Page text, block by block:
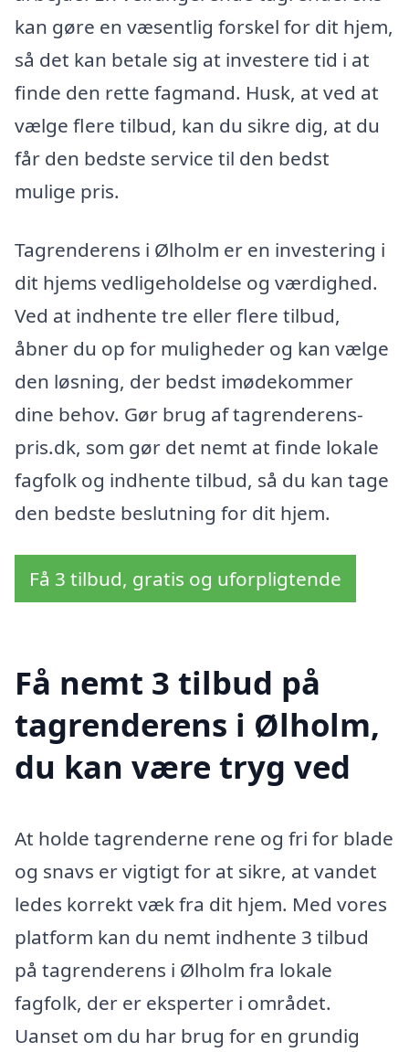
kan gøre en væsentlig forskel for dit hjem,
så det kan betale sig at investere tid i at
finde den rette fagmand. Husk, at ved at
vælge flere tilbud, kan du sikre dig, at du
får den bedste service til den bedst
mulige pris.
Tagrenderens i Ølholm er en investering i
dit hjems vedligeholdelse og værdighed.
Ved at indhente tre eller flere tilbud,
åbner du op for muligheder og kan vælge
den løsning, der bedst imødekommer
dine behov. Gør brug af tagrenderens-
pris.dk, som gør det nemt at finde lokale
fagfolk og indhente tilbud, så du kan tage
den bedste beslutning for dit hjem.
Få 3 tilbud, gratis og uforpligtende
Få nemt 3 tilbud på
tagrenderens i Ølholm,
du kan være tryg ved
At holde tagrenderne rene og fri for blade
og snavs er vigtigt for at sikre, at vandet
ledes korrekt væk fra dit hjem. Med vores
platform kan du nemt indhente 3 tilbud
på tagrenderens i Ølholm fra lokale
fagfolk, der er eksperter i området.
Uanset om du har brug for en grundig